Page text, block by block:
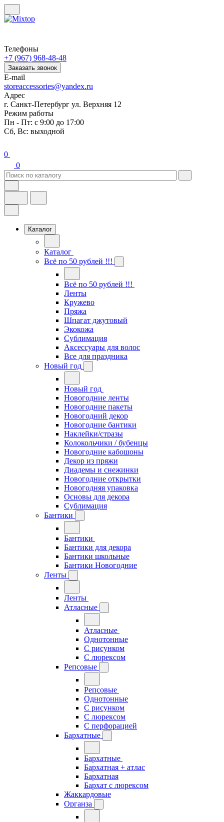
Телефоны
+7 (967) 968-48-48
Заказать звонок
E-mail
storeaccessories@yandex.ru
Адрес
г. Санкт-Петербург ул. Верхняя 12
Режим работы
Пн - Пт: с 9:00 до 17:00
Сб, Вс: выходной
0
0
Каталог
Каталог
Всё по 50 рублей !!!
Всё по 50 рублей !!!
Ленты
Кружево
Пряжа
Шпагат джутовый
Экокожа
Сублимация
Аксессуары для волос
Все для праздника
Новый год
Новый год
Новогодние ленты
Новогодние пакеты
Новогодний декор
Новогодние бантики
Наклейки/стразы
Колокольчики / бубенцы
Новогодние кабошоны
Декор из пряжи
Диадемы и снежинки
Новогодние открытки
Новогодняя упаковка
Основы для декора
Сублимация
Бантики
Бантики
Бантики для декора
Бантики школьные
Бантики Новогодние
Ленты
Ленты
Атласные
Атласные
Однотонные
С рисунком
С люрексом
Репсовые
Репсовые
Однотонные
С рисунком
С люрексом
С перфорацией
Бархатные
Бархатные
Бархатная + атлас
Бархатная
Бархат с люрексом
Жаккардовые
Органза